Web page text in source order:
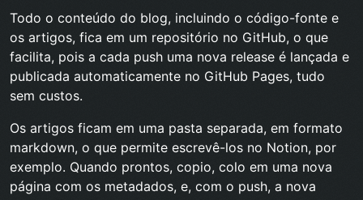
Todo o conteúdo do blog, incluindo o código-fonte e
os artigos, fica em um repositório no GitHub, o que
facilita, pois a cada push uma nova release é lançada e
publicada automaticamente no GitHub Pages, tudo
sem custos.
Os artigos ficam em uma pasta separada, em formato
markdown, o que permite escrevê-los no Notion, por
exemplo. Quando prontos, copio, colo em uma nova
página com os metadados, e, com o push, a nova